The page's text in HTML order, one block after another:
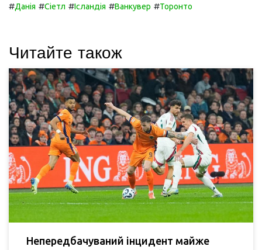
#Данія #Сіетл #Ісландія #Ванкувер #Торонто
Читайте також
Непередбачуваний інцидент майже